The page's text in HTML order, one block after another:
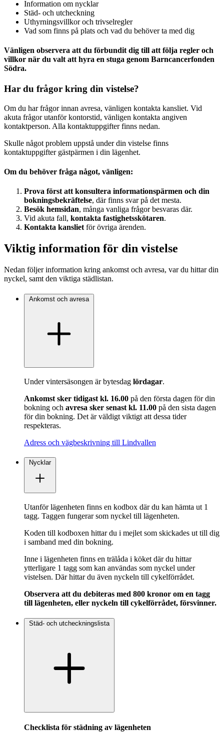
Information om nycklar
Städ- och utcheckning
Uthyrningsvillkor och trivselregler
Vad som finns på plats och vad du behöver ta med dig
Vänligen observera att du förbundit dig till att följa regler och
villkor när du valt att hyra en stuga genom Barncancerfonden
Södra.
Har du frågor kring din vistelse?
Om du har frågor innan avresa, vänligen kontakta kansliet. Vid
akuta frågor utanför kontorstid, vänligen kontakta angiven
kontaktperson. Alla kontaktuppgifter finns nedan.
Skulle något problem uppstå under din vistelse finns
kontaktuppgifter gästpärmen i din lägenhet.
Om du behöver fråga något, vänligen:
Prova först att konsultera informationspärmen och din
bokningsbekräftelse, där finns svar på det mesta.
Besök hemsidan, många vanliga frågor besvaras där.
Vid akuta fall, kontakta fastighetsskötaren.
Kontakta kansliet för övriga ärenden.
Viktig information för din vistelse
Nedan följer information kring ankomst och avresa, var du hittar din
nyckel, samt den viktiga städlistan.
Ankomst och avresa
Under vintersäsongen är bytesdag lördagar.
Ankomst sker tidigast kl. 16.00 på den första dagen för din
bokning och avresa sker senast kl. 11.00 på den sista dagen
för din bokning. Det är väldigt viktigt att dessa tider
respekteras.
Adress och vägbeskrivning till Lindvallen
Nycklar
Utanför lägenheten finns en kodbox där du kan hämta ut 1
tagg. Taggen fungerar som nyckel till lägenheten.
Koden till kodboxen hittar du i mejlet som skickades ut till dig
i samband med din bokning.
Inne i lägenheten finns en trälåda i köket där du hittar
ytterligare 1 tagg som kan användas som nyckel under
vistelsen. Där hittar du även nyckeln till cykelförrådet.
Observera att du debiteras med 800 kronor om en tagg
till lägenheten, eller nyckeln till cykelförrådet, försvinner.
Städ- och utcheckningslista
Checklista för städning av lägenheten